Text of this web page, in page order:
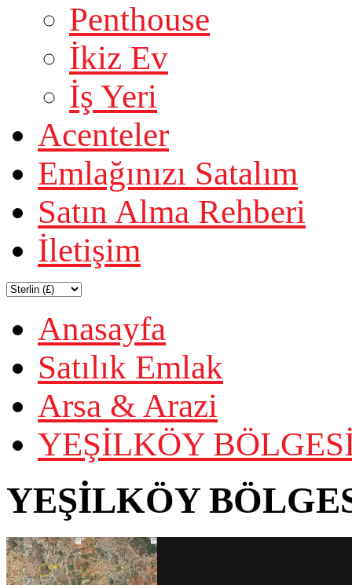
Penthouse
İkiz Ev
İş Yeri
Acenteler
Emlağınızı Satalım
Satın Alma Rehberi
İletişim
Anasayfa
Satılık Emlak
Arsa & Arazi
YEŞİLKÖY
YEŞİLKÖY